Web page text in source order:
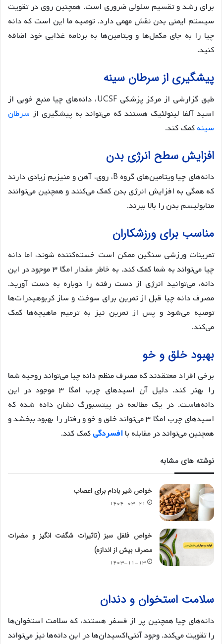
برای رشد و تقسیم سلولی ضروری است. همچنین روی در تقویت
سیستم ایمنی بدن نقش مهمی دارد. توصیه ما این است که دانه
چیا را به جای مکمل‌ها و ویتامین‌ها به برنامه غذایی خود اضافه
کنید.
پیشگیری از سرطان سینه
طبق گزارشی از مرکز پزشکی UCSF، دانه‌های چیا منبع خوبی از
اسید آلفا لینولئیک هستند که می‌تواند به پیشگیری از سرطان
سینهکمک کند.
افزایش سطح انرژی بدن
دانه‌های چیا ویتامین‌های گروه B، روی، آهن و منیزیم زیادی دارند
که همگی به افزایش انرژی بدن کمک می‌کنند و همچنین می‌توانند
متابولیسم بدن را بالا ببرند.
مناسب برای ورزشکاران
تمرینات ورزشی سنگین ممکن است خسته‌کننده شوند، اما دانه
چیا می‌تواند به شما کمک کند. به خاطر مقدار امگا ۳ موجود در این
دانه، می‌توانید انرژی از دست رفته را دوباره به دست آورید.
مصرف دانه چیا قبل از تمرین برای سوخت و ساز کربوهیدرات‌ها
توصیه می‌شود و پس از تمرین نیز به ترمیم ماهیچه‌ها کمک
می‌کند.
بهبود خلق و خو
برخی افراد معتقدند که مصرف منظم دانه چیا می‌تواند روحیه شما
را بهتر کند. دلیل آن اسیدهای چرب امگا ۳ موجود در این
دانه‌هاست. در یک مطالعه در پیتسبورگ نشان داده شده که
اسیدهای چرب امگا ۳ می‌تواند خلق و خو و رفتار را بهبود ببخشد و
همچنین می‌تواند در مقابله باافسردگیکمک کند.
نوشته های مشابه
خواص شیر بادام برای اعصاب
۱۴۰۴-۰۳-۲۱
خواص فلفل سبز (تاثیرات شگفت انگیز و مضرات
مصرف بیش از اندازه)
۱۴۰۳-۱۱-۱۳
سلامت استخوان و دندان
دانه‌های چیا همچنین پر از فسفر هستند، که سلامت استخوان‌ها
را تقویت می‌کند. وجود آنتی‌اکسیدان‌ها در این دانه‌ها نیز می‌تواند